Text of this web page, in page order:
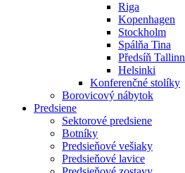
Riga
Kopenhagen
Stockholm
Spálňa Tina
Předsíň Tallinn
Helsinki
Konferenčné stolíky
Borovicový nábytok
Predsiene
Sektorové predsiene
Botníky
Predsieňové vešiaky
Predsieňové lavice